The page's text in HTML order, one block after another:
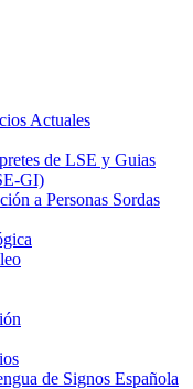
Actuales
de LSE y Guias
GI)
a Personas Sordas
de Signos Española